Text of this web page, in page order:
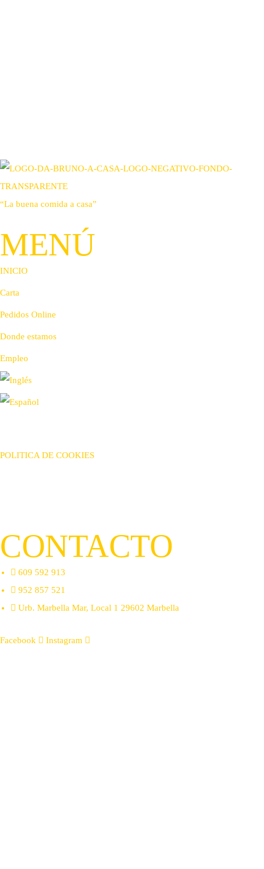
“La buena comida a casa”
MENÚ
INICIO
Carta
Pedidos Online
Donde estamos
Empleo
POLITICA DE COOKIES
CONTACTO
609 592 913
952 857 521
Urb. Marbella Mar, Local 1 29602 Marbella
Facebook
Instagram